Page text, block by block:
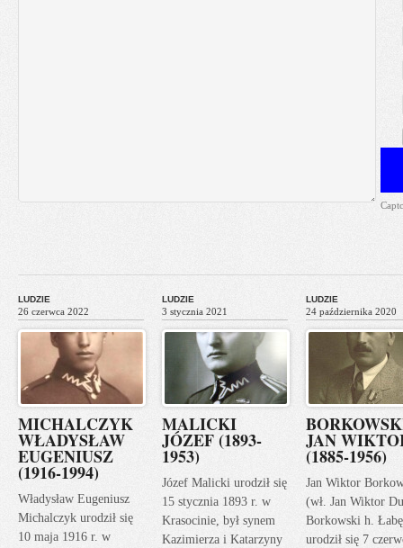
LUDZIE
26 czerwca 2022
MICHALCZYK
WŁADYSŁAW
EUGENIUSZ
(1916-1994)
Władysław Eugeniusz
Michalczyk urodził się
10 maja 1916 r. w
LUDZIE
3 stycznia 2021
MALICKI
JÓZEF (1893-
1953)
Józef Malicki urodził się
15 stycznia 1893 r. w
Krasocinie, był synem
Kazimierza i Katarzyny
LUDZIE
24 października 2020
JAN
(1885-1956)
Jan Wiktor
(wł. Jan Wiktor
Borkowski h.
urodził się 7